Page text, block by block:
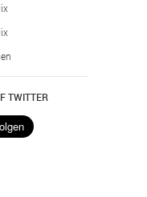
TWITTER